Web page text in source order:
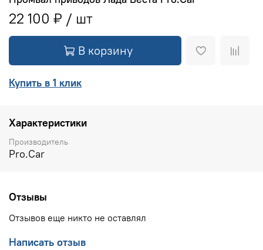
22 100 ₽
В корзину
Купить в 1 клик
Характеристики
Производитель
Pro.Car
Отзывы
Отзывов еще никто не оставлял
Написать отзыв